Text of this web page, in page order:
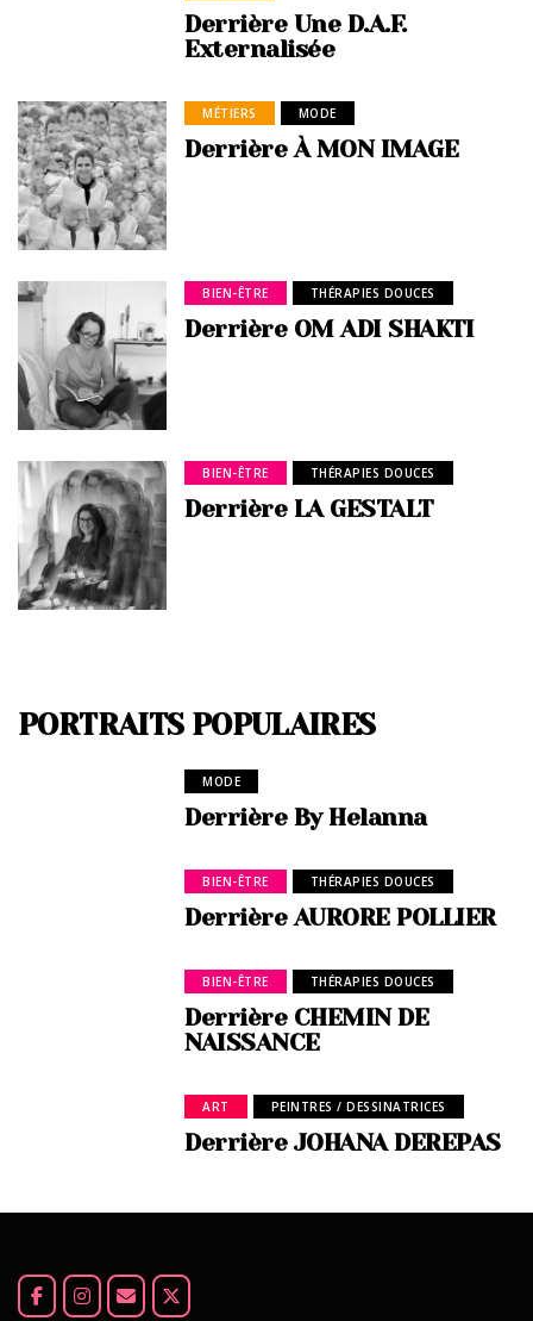
Derrière Une D.A.F.
Externalisée
MÉTIERS MODE
Derrière À MON IMAGE
BIEN-ÊTRE THÉRAPIES DOUCES
Derrière OM ADI SHAKTI
BIEN-ÊTRE THÉRAPIES DOUCES
Derrière LA GESTALT
PORTRAITS POPULAIRES
MODE
Derrière By Helanna
BIEN-ÊTRE THÉRAPIES DOUCES
Derrière AURORE POLLIER
BIEN-ÊTRE THÉRAPIES DOUCES
Derrière CHEMIN DE
NAISSANCE
ART PEINTRES / DESSINATRICES
Derrière JOHANA DEREPAS